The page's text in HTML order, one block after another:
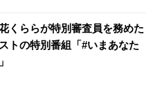
くららが特別審査員を務めた
トの特別番組「#いまあなた